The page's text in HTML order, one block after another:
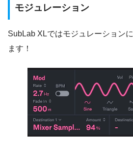
モジュレーション
SubLab XLではモジュレーションに
ます！